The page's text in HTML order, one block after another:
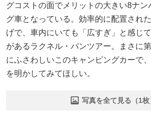
グコストの面でメリットの大きい8ナン
グ車となっている。効率的に配置され
げで、車内にいても「広すぎ」と感じ
があるラクネル・バンツアー。まさに
にふさわしいこのキャンピングカーで
を明かしてみてほしい。
写真を全て見る（1枚